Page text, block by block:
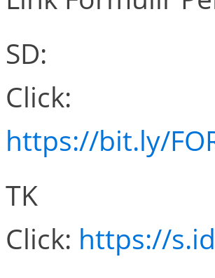
SD:
Click:
https://bit.ly/
TK
Click: https://